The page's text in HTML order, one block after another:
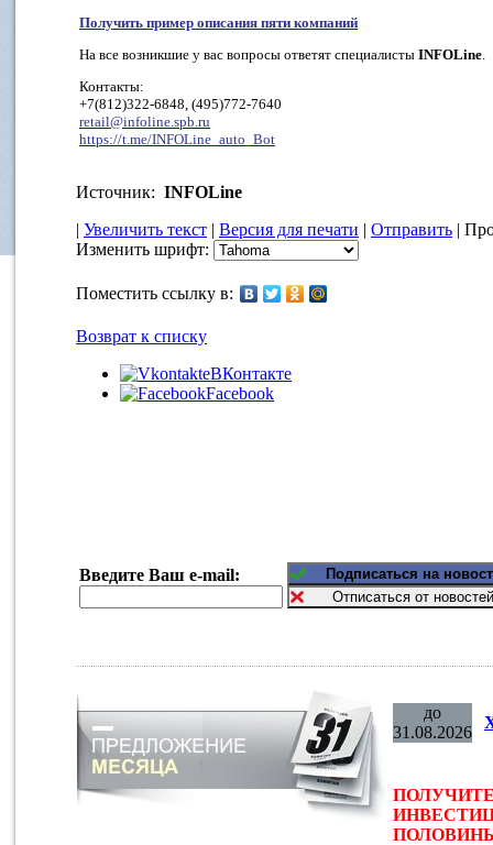
Получить пример описания пяти компаний
На все возникшие у вас вопросы ответят специалисты INFOLine.
Контакты:
+7(812)322-6848, (495)772-7640
retail@infoline.spb.ru
https://t.me/INFOLine_auto_Bot
Источник: INFOLine
| Увеличить текст | Версия для печати | Отправить |
Изменить шрифт:
Поместить ссылку в:
Возврат к списку
ВКонтакте
Facebook
Введите Ваш e-mail:
до
31.08.2026
ПОЛОВИНЫ